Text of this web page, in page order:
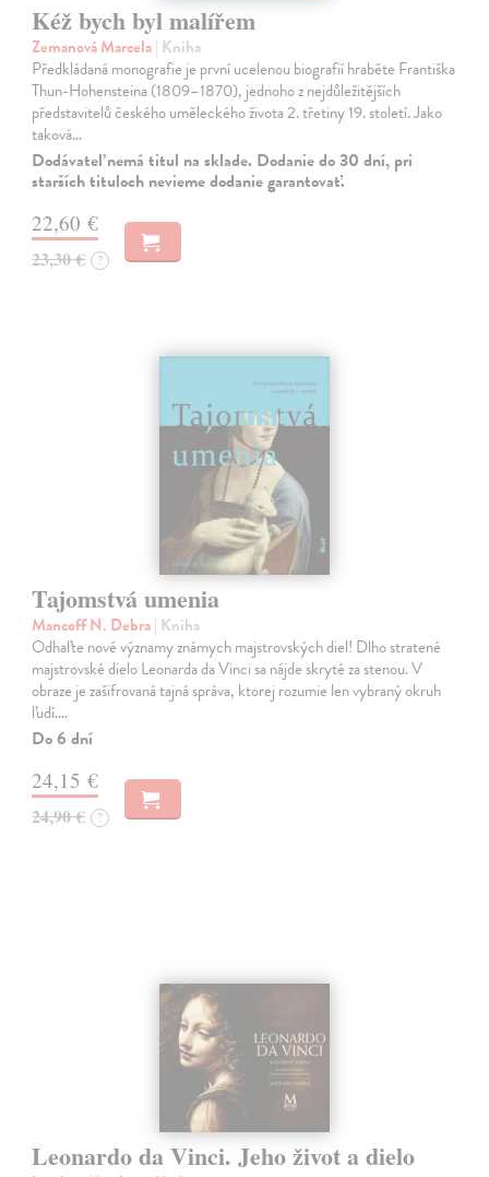
Kéž bych byl malířem
Zemanová Marcela| Kniha
Předkládaná monografie je první ucelenou biografií hraběte Františka
Thun-Hohensteina (1809–1870), jednoho z nejdůležitějších
představitelů českého uměleckého života 2. třetiny 19. století. Jako
taková…
Dodávateľ nemá titul na sklade. Dodanie do 30 dní, pri
starších tituloch nevieme dodanie garantovať.
22,60 €
23,30 € ?
Tajomstvá umenia
Mancoff N. Debra| Kniha
Odhaľte nové významy známych majstrovských diel! Dlho stratené
majstrovské dielo Leonarda da Vinci sa nájde skryté za stenou. V
obraze je zašifrovaná tajná správa, ktorej rozumie len vybraný okruh
ľudí.…
Do 6 dní
24,15 €
24,90 € ?
Leonardo da Vinci. Jeho život a dielo